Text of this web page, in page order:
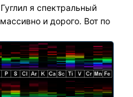
я спектральный
и дорого. Вот по